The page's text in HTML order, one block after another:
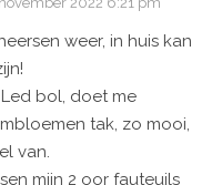
weer, in huis kan
bol, doet me
tak, zo mooi,
van.
mijn 2 oor fauteuils